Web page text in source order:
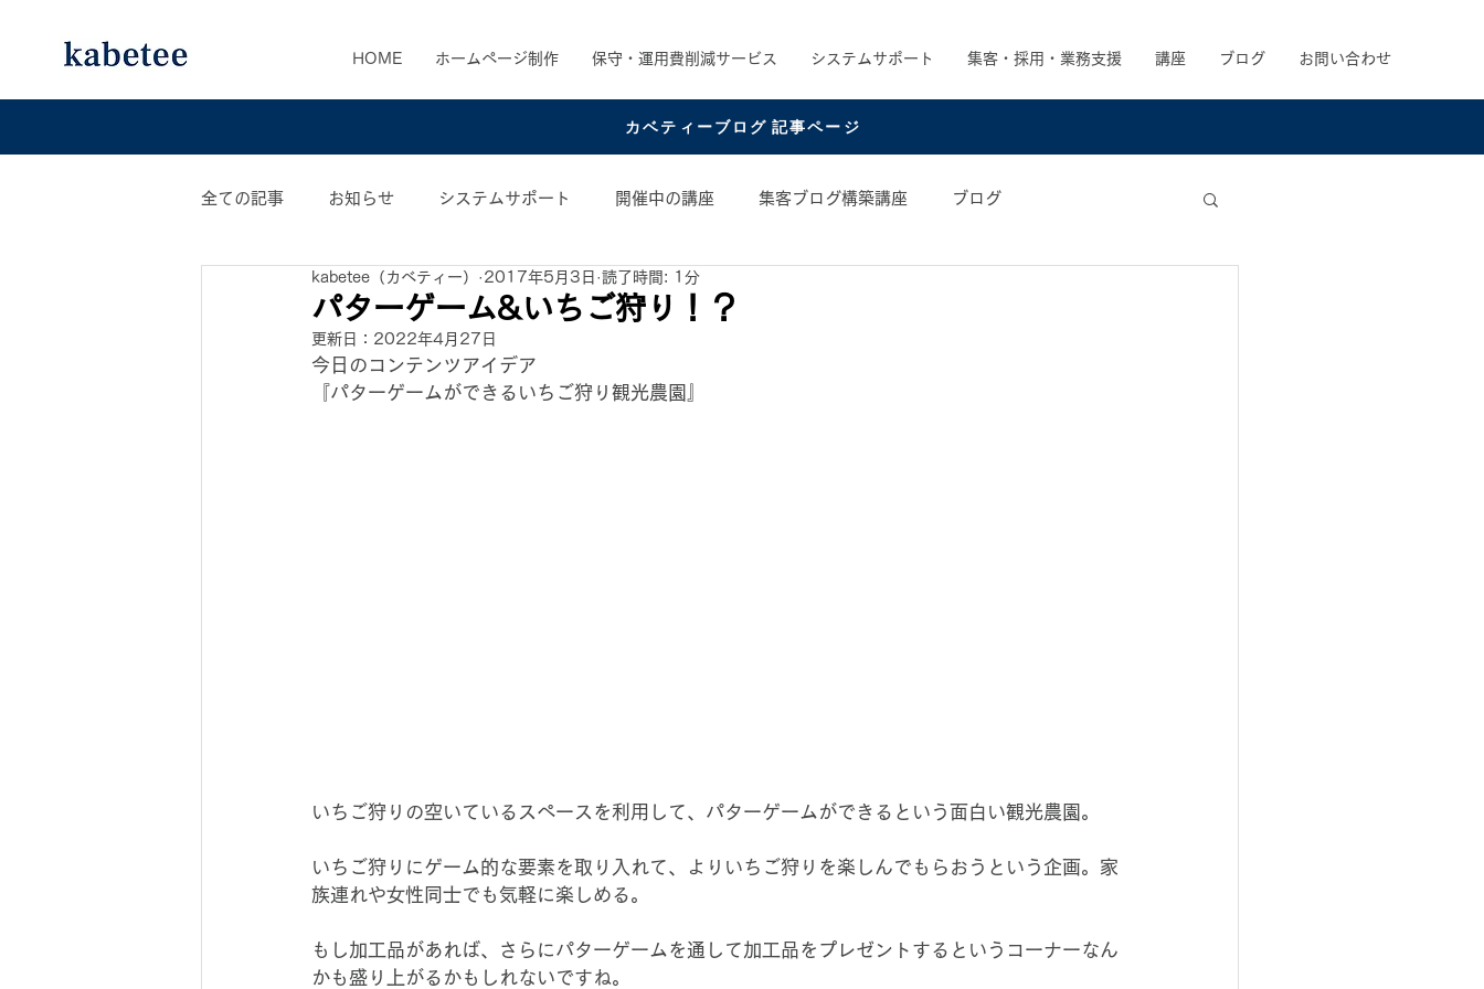
HOME ホームページ制作 保守・運用費削減サービス システムサポート 集客・採用・業務支援 講座 ブログ お問い合わせ
カベティーブログ 記事ページ
全ての記事 お知らせ システムサポート 開催中の講座 集客ブログ構築講座 ブログ
カベティー業務日誌 おすすめ書籍 お役立ちコンテンツ
パターゲーム&いちご狩り！？
kabetee（カベティー） 2017年5月3日 読了時間: 1分
更新日： 2022年4月27日
今日のコンテンツアイデア
『パターゲームができるいちご狩り観光農園』
いちご狩りの空いているスペースを利用して、パターゲームができるという面白い観光農園。
いちご狩りにゲーム的な要素を取り入れて、よりいちご狩りを楽しんでもらおうという企画。家
族連れや女性同士でも気軽に楽しめる。
もし加工品があれば、さらにパターゲームを通して加工品をプレゼントするというコーナーなん
かも盛り上がるかもしれないですね。